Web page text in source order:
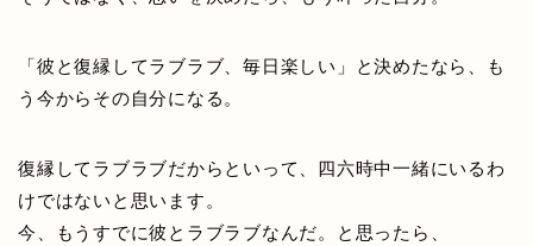
「彼と復縁してラブラブ、毎日楽しい」と決めたなら、も
う今からその自分になる。
復縁してラブラブだからといって、四六時中一緒にいるわ
けではないと思います。
今、もうすでに彼とラブラブなんだ。と思ったら、